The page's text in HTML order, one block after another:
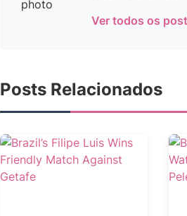
Ver todos os
Posts Relacionados